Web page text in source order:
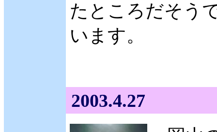
たところだそう
います。
2003.4.27